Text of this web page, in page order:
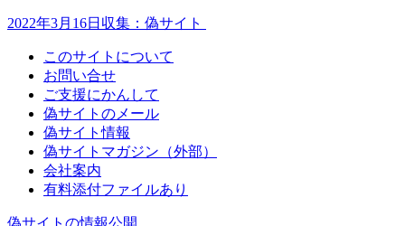
2022年3月16日収集：偽サイト
このサイトについて
お問い合せ
ご支援にかんして
偽サイトのメール
偽サイト情報
偽サイトマガジン（外部）
会社案内
有料添付ファイルあり
偽サイトの情報公開